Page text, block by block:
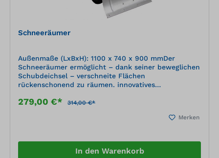
Schneeräumer
Außenmaße (LxBxH): 1100 x 740 x 900 mmDer
Schneeräumer ermöglicht – dank seiner beweglichen
Schubdeichsel – verschneite Flächen
rückenschonend zu räumen. innovatives
Haltbarkeit solide pulverbeschichtete
Räumschild aus gesicktem Edelstahl luftbereifte
Räumwinkels ohne Bücken
279,00 €* 314,00 €*
Merken
In den Warenkorb